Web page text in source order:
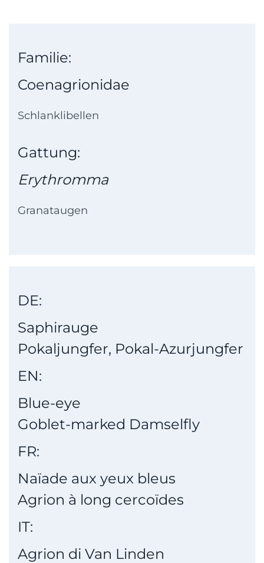
Familie:
Coenagrionidae
Schlanklibellen
Gattung:
Erythromma
Granataugen
DE:
Saphirauge
Pokaljungfer, Pokal-Azurjungfer
EN:
Blue-eye
Goblet-marked Damselfly
FR:
Naïade aux yeux bleus
Agrion à long cercoïdes
IT:
Agrion di Van Linden